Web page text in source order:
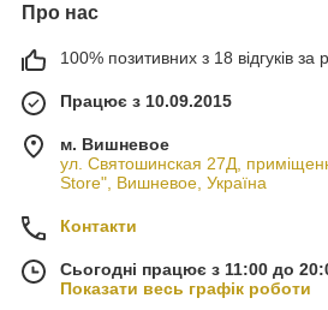
Про нас
100% позитивних з 18 відгуків за
Працює з 10.09.2015
м. Вишневое
ул. Святошинская 27Д,
Store", Вишневое, Україна
Контакти
Сьогодні працює з 11:00 до
Показати весь графік роботи